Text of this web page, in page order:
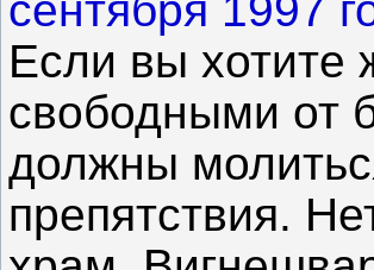
Если вы хотите
свободными от
должны
препятствия.